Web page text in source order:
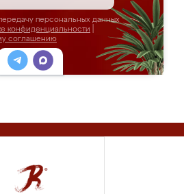
персональных данных
конфиденциальности
соглашению